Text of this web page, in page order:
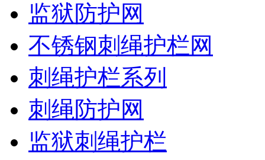
监狱防护网
不锈钢刺绳护栏网
刺绳护栏系列
刺绳防护网
监狱刺绳护栏